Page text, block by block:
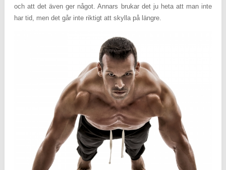
och att det även ger något. Annars brukar det ju heta att man inte
har tid, men det går inte riktigt att skylla på längre.